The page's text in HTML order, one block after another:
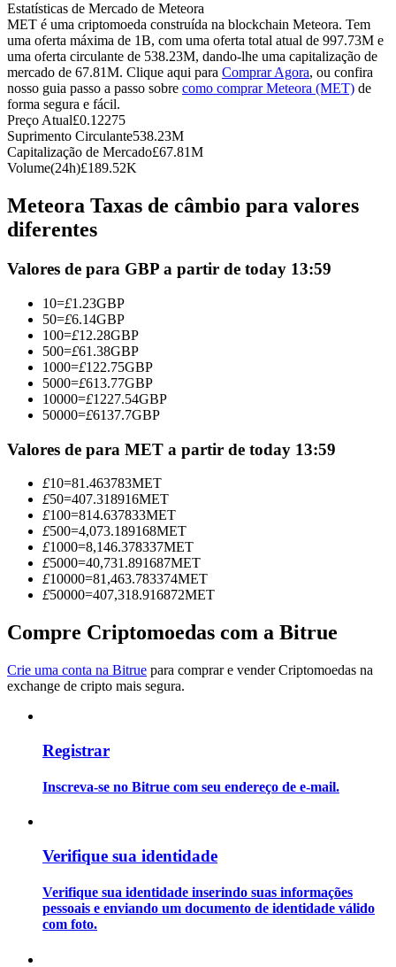
Copiar Trading
Junte-se aos principais traders
Torne-se um Trader de Cópias
Desfrute da partilha de lucros e comissões de copy trading
Informação
Análise de big data, incluindo informações comerciais, etc.
Estatísticas de Mercado de Meteora
MET é uma criptomoeda construída na blockchain Meteora. Tem
uma oferta máxima de 1B, com uma oferta total atual de 997.73M e
uma oferta circulante de 538.23M, dando-lhe uma capitalização de
mercado de 67.81M. Clique aqui para Comprar Agora, ou confira
nosso guia passo a passo sobre como comprar Meteora (MET) de
forma segura e fácil.
Preço Atual£0.12275
Suprimento Circulante538.23M
Capitalização de Mercado£67.81M
Volume(24h)£189.52K
Meteora Taxas de câmbio para valores
diferentes
Valores de para GBP a partir de today 13:59
10=£1.23GBP
50=£6.14GBP
100=£12.28GBP
500=£61.38GBP
1000=£122.75GBP
5000=£613.77GBP
10000=£1227.54GBP
50000=£6137.7GBP
Valores de para MET a partir de today 13:59
£10=81.463783MET
£50=407.318916MET
£100=814.637833MET
£500=4,073.189168MET
£1000=8,146.378337MET
£5000=40,731.891687MET
£10000=81,463.783374MET
£50000=407,318.916872MET
Compre Criptomoedas com a Bitrue
Crie uma conta na Bitrue para comprar e vender Criptomoedas na
exchange de cripto mais segura.
Registrar
Inscreva-se no Bitrue com seu endereço de e-mail.
Verifique sua identidade
Verifique sua identidade inserindo suas informações
pessoais e enviando um documento de identidade válido
com foto.